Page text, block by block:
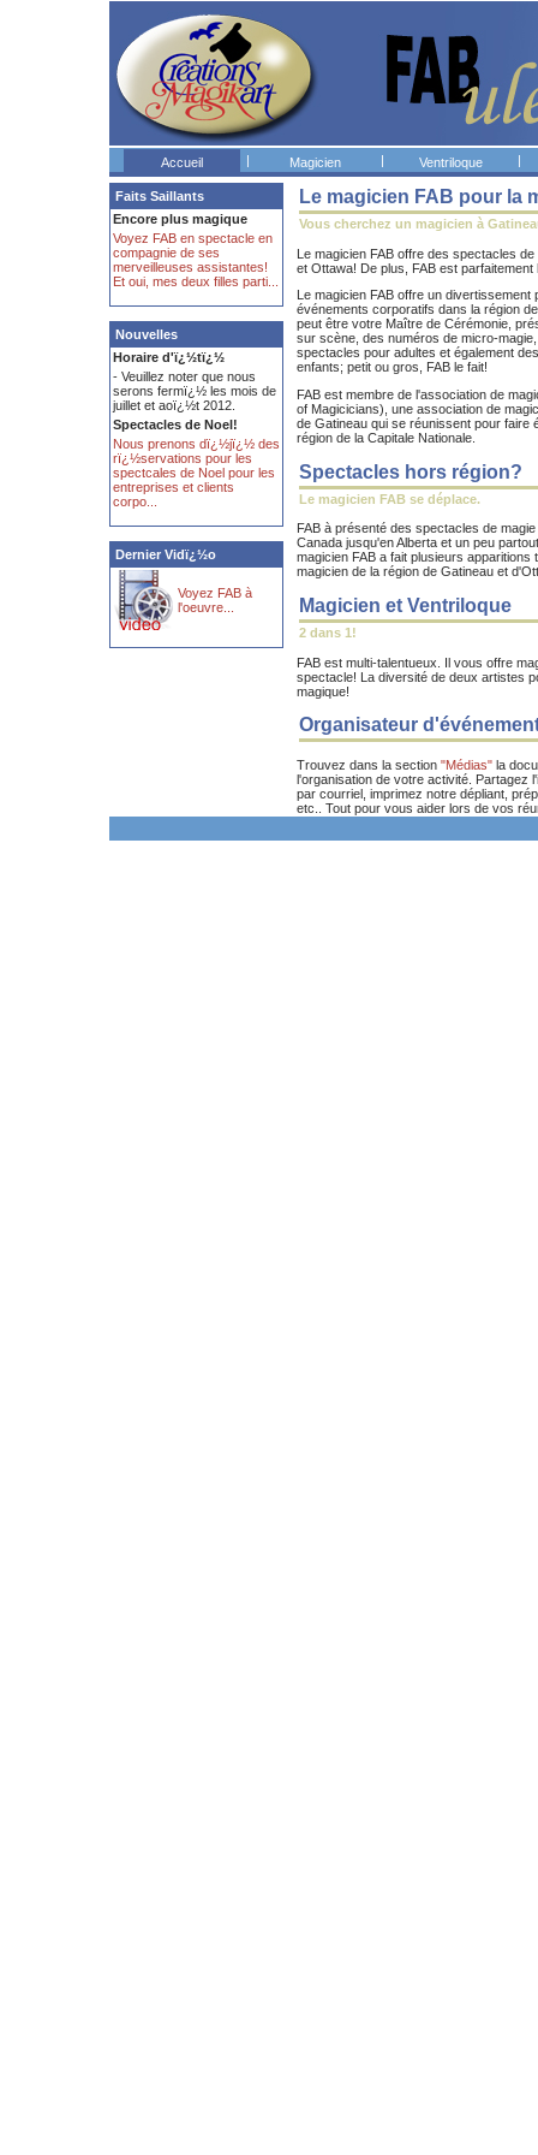
Accueil | Magicien | Ventriloque |
Faits Saillants
Encore plus magique
Voyez FAB en spectacle en
compagnie de ses
merveilleuses assistantes!
Et oui, mes deux filles parti...
Nouvelles
Horaire d'ï¿½tï¿½
- Veuillez noter que nous
serons fermï¿½ les mois de
juillet et aoï¿½t 2012.
Spectacles de Noel!
Nous prenons dï¿½jï¿½ des
rï¿½servations pour les
spectcales de Noel pour les
entreprises et clients
corpo...
Dernier Vidï¿½o
Voyez FAB à
l'oeuvre...
Le magicien FAB pour la
Vous cherchez un magicien à
Le magicien FAB offre des spectacles
et Ottawa! De plus, FAB est parfaitement
Le magicien FAB offre un
événements corporatifs dans la région
peut être votre Maître de Cérémonie,
sur scène, des numéros de micro-
spectacles pour adultes et également
enfants; petit ou gros, FAB le fait!
FAB est membre de l'association de
of Magicicians), une association de
de Gatineau qui se réunissent pour faire
région de la Capitale Nationale.
Spectacles hors région?
Le magicien FAB se déplace.
FAB à présenté des spectacles de
Canada jusqu'en Alberta et un peu
magicien FAB a fait plusieurs
magicien de la région de Gatineau et
Magicien et Ventriloque
2 dans 1!
FAB est multi-talentueux. Il vous offre
spectacle! La diversité de deux artistes
magique!
Organisateur
Trouvez dans la section "Médias" la
l'organisation de votre activité. Partagez
par courriel, imprimez notre dépliant,
etc.. Tout pour vous aider lors de vos